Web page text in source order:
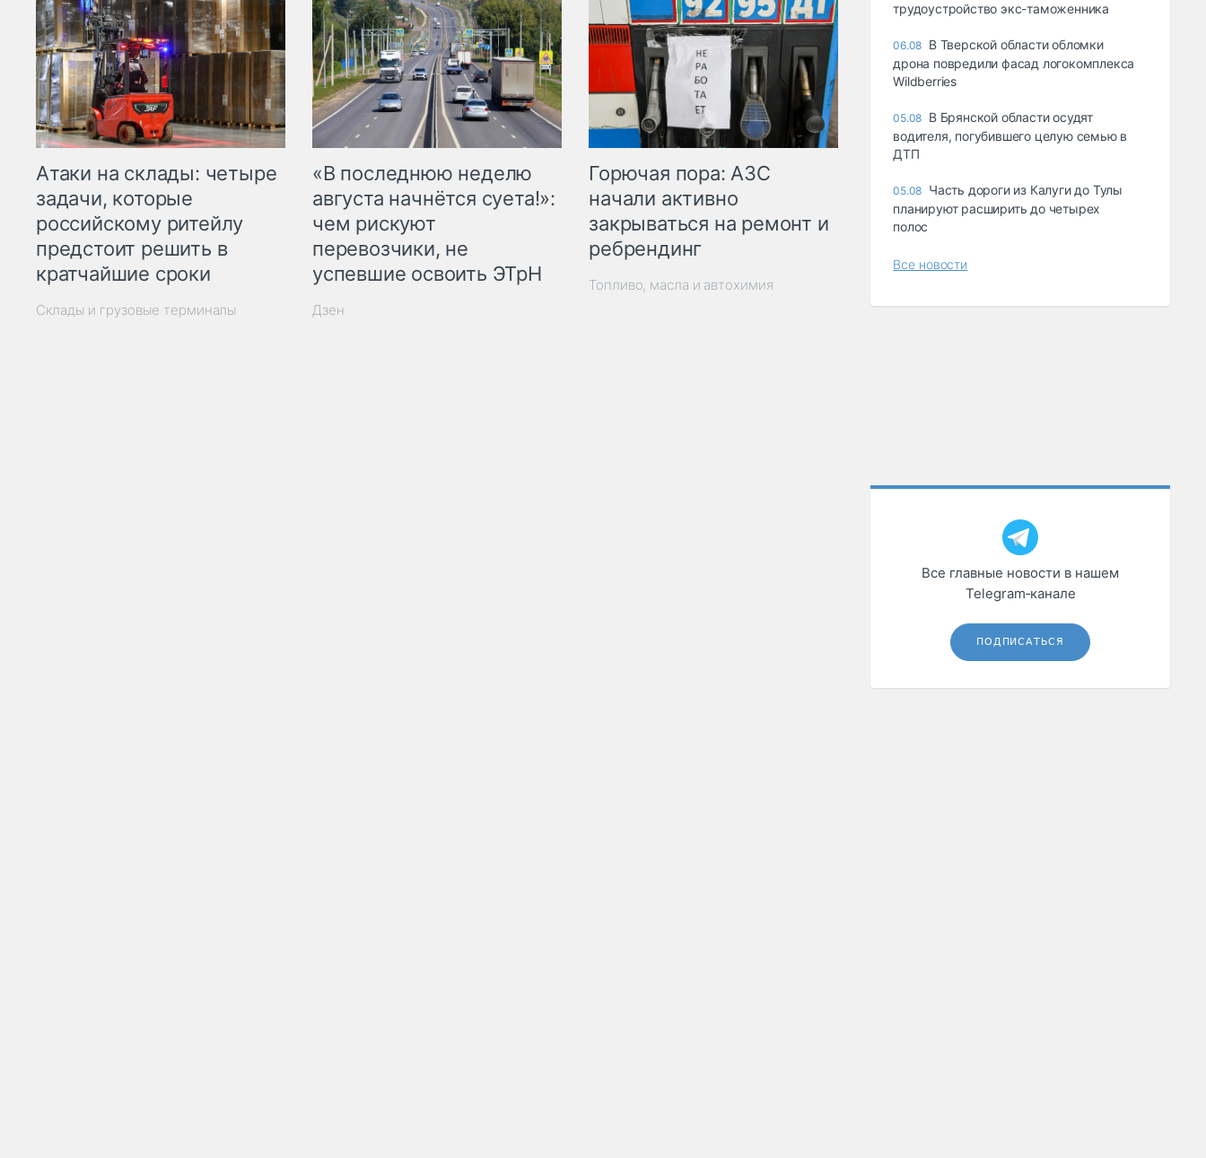
Атаки на склады: четыре
задачи, которые
российскому ритейлу
предстоит решить в
кратчайшие сроки
Склады и грузовые терминалы
«В последнюю неделю
августа начнётся суета!»:
чем рискуют
перевозчики, не
успевшие освоить ЭТрН
Дзен
Горючая пора: АЗС
начали активно
закрываться на ремонт и
ребрендинг
Топливо, масла и автохимия
трудоустройство экс-таможенника
06.08 В Тверской области обломки
дрона повредили фасад логокомплекса
Wildberries
05.08 В Брянской области осудят
водителя, погубившего целую семью в
ДТП
05.08 Часть дороги из Калуги до Тулы
планируют расширить до четырех
полос
Все новости
Все главные новости в нашем
Telegram‑канале
ПОДПИСАТЬСЯ